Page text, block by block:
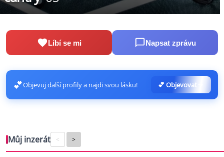
Líbí se mi Napsat zprávu
💕Objevuj další profily a najdi svou lásku! 💕 Objevovat
Můj inzerát < >